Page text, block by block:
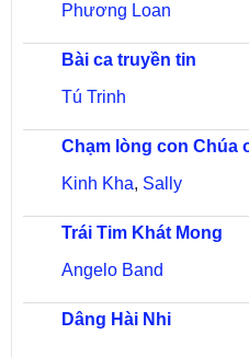
Phương Loan
Bài ca truyền tin
Tú Trinh
Chạm lòng con Chúa
Kinh Kha, Sally
Trái Tim Khát Mong
Angelo Band
Dâng Hài Nhi